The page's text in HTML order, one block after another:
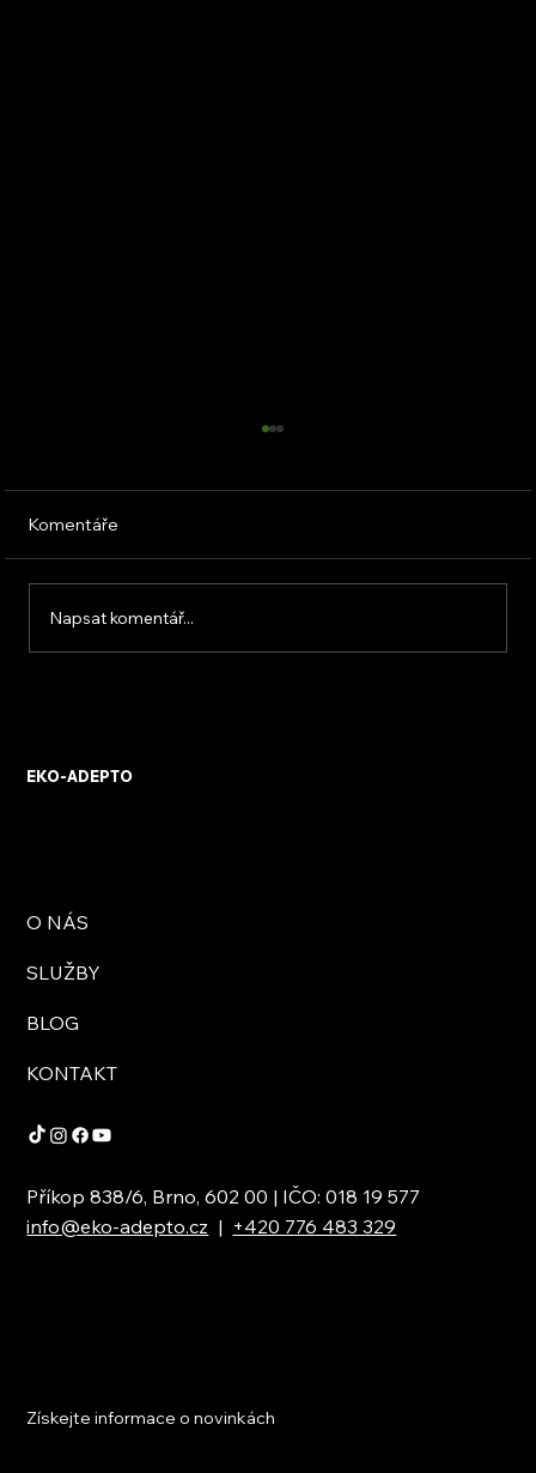
Komentáře
Napsat komentář...
EKO-ADEPTO
O NÁS
SLUŽBY
BLOG
KONTAKT
Příkop 838/6, Brno, 602 00 | IČO: 018 19 577
info@eko-adepto.cz | +420 776 483 329
Získejte informace o novinkách